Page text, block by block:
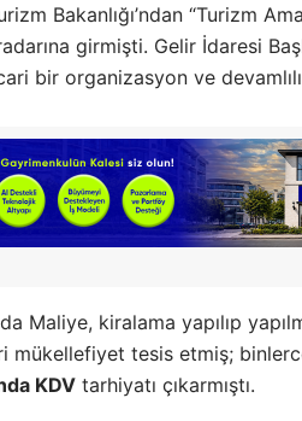
Bakanlığı’ndan “Turizm
girmişti. Gelir İdaresi
bir organizasyon ve
Maliye, kiralama yapılıp
mükellefiyet tesis etmiş;
KDV tarhiyatı çıkarmıştı.